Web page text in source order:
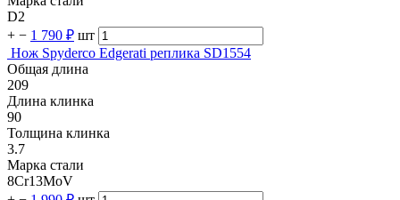
D2
+ − 1 790 ₽ шт
Нож Spyderco Edgerati реплика SD1554
Общая длина
209
Длина клинка
90
Толщина клинка
3.7
Марка стали
8Cr13MoV